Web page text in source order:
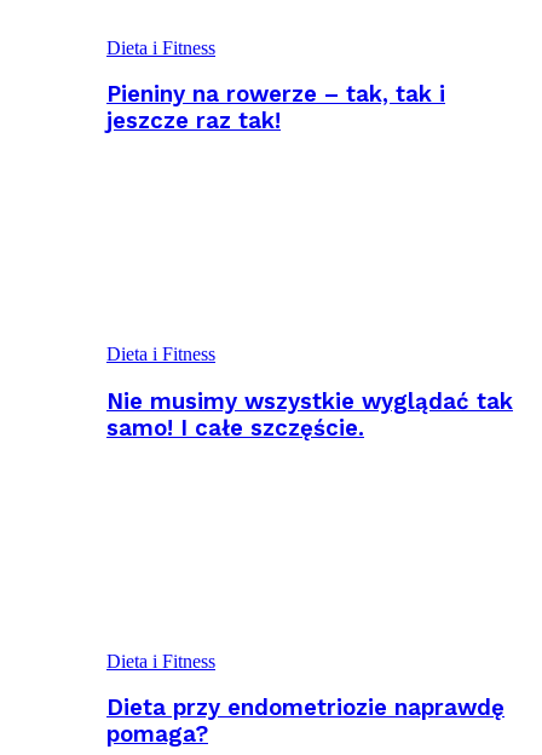
Dieta i Fitness
Pieniny na rowerze – tak, tak i
jeszcze raz tak!
Dieta i Fitness
Nie musimy wszystkie wyglądać tak
samo! I całe szczęście.
Dieta i Fitness
Dieta przy endometriozie naprawdę
pomaga?